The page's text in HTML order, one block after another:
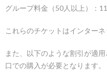
グループ料金（50人以上）：
これらのチケットはインターネ
また、以下のような割引が適
口での購入が必要となります。